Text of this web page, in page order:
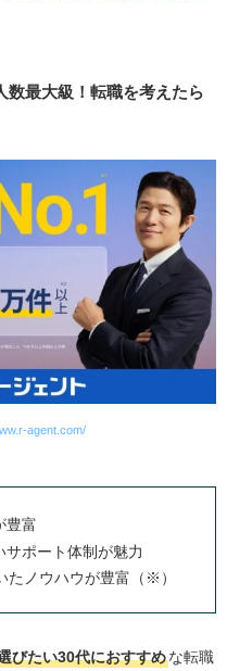
数最大級！転職を考えたら
agent.com/
豊富
ポート体制が魅力
たノウハウが豊富（※）
びたい30代におすすめな転職